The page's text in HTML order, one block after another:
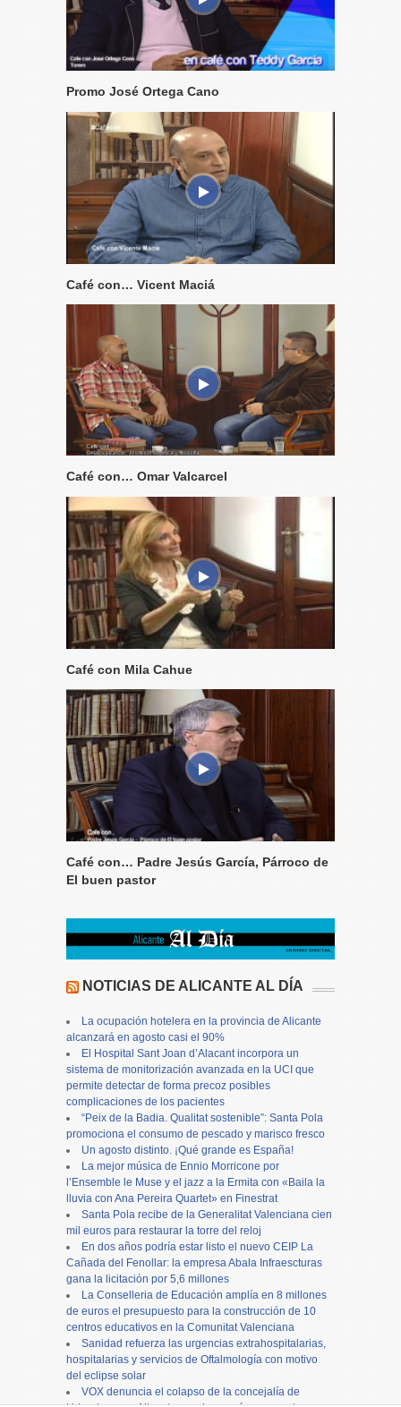
Promo José Ortega Cano
Café con… Vicent Maciá
Café con… Omar Valcarcel
Café con Mila Cahue
Café con… Padre Jesús García, Párroco de
El buen pastor
NOTICIAS DE ALICANTE AL DÍA
La ocupación hotelera en la provincia de Alicante
alcanzará en agosto casi el 90%
El Hospital Sant Joan d’Alacant incorpora un
sistema de monitorización avanzada en la UCI que
permite detectar de forma precoz posibles
complicaciones de los pacientes
“Peix de la Badia. Qualitat sostenible”: Santa Pola
promociona el consumo de pescado y marisco fresco
Un agosto distinto. ¡Qué grande es España!
La mejor música de Ennio Morricone por
l’Ensemble le Muse y el jazz a la Ermita con «Baila la
lluvia con Ana Pereira Quartet» en Finestrat
Santa Pola recibe de la Generalitat Valenciana cien
mil euros para restaurar la torre del reloj
En dos años podría estar listo el nuevo CEIP La
Cañada del Fenollar: la empresa Abala Infraescturas
gana la licitación por 5,6 millones
La Conselleria de Educación amplía en 8 millones
de euros el presupuesto para la construcción de 10
centros educativos en la Comunitat Valenciana
Sanidad refuerza las urgencias extrahospitalarias,
hospitalarias y servicios de Oftalmología con motivo
del eclipse solar
VOX denuncia el colapso de la concejalía de